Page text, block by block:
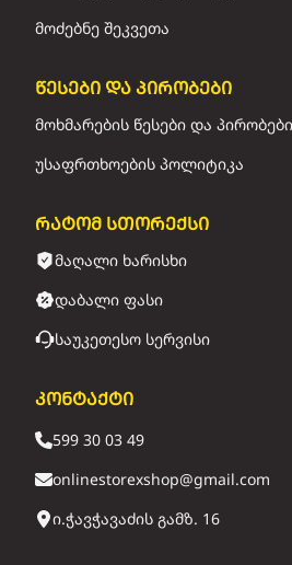
მოძებნე შეკვეთა
წესები და პირობები
მოხმარების წესები და პირობები
უსაფრთხოების პოლიტიკა
რატომ სთორექსი
მაღალი ხარისხი
დაბალი ფასი
საუკეთესო სერვისი
კონტაქტი
599 30 03 49
onlinestorexshop@gmail.com
ი.ჭავჭავაძის გამზ. 16